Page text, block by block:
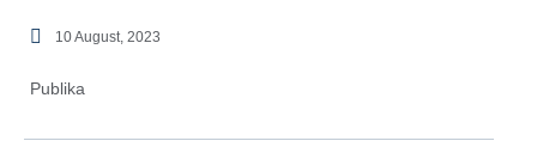
10 August, 2023
Publika